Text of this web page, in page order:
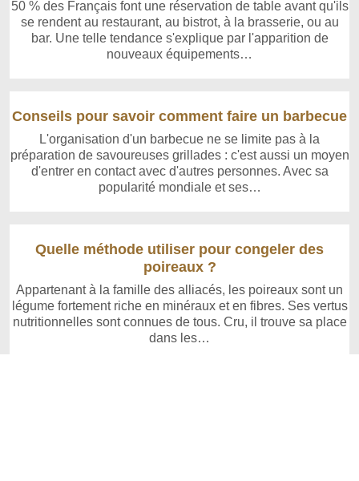
50 % des Français font une réservation de table avant qu'ils
se rendent au restaurant, au bistrot, à la brasserie, ou au
bar. Une telle tendance s'explique par l'apparition de
nouveaux équipements…
Conseils pour savoir comment faire un barbecue
L'organisation d'un barbecue ne se limite pas à la
préparation de savoureuses grillades : c'est aussi un moyen
d'entrer en contact avec d'autres personnes. Avec sa
popularité mondiale et ses…
Quelle méthode utiliser pour congeler des
poireaux ?
Appartenant à la famille des alliacés, les poireaux sont un
légume fortement riche en minéraux et en fibres. Ses vertus
nutritionnelles sont connues de tous. Cru, il trouve sa place
dans les…